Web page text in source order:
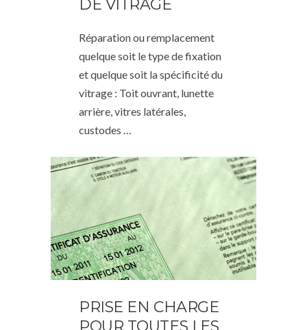
DE VITRAGE
Réparation ou remplacement
quelque soit le type de fixation
et quelque soit la spécificité du
vitrage : Toit ouvrant, lunette
arrière, vitres latérales,
custodes …
PRISE EN CHARGE